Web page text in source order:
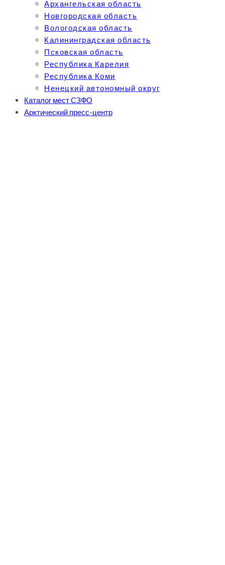
Архангельская область
Новгородская область
Вологодская область
Калининградская область
Псковская область
Республика Карелия
Республика Коми
Ненецкий автономный округ
Каталог мест СЗФО
Арктический пресс-центр